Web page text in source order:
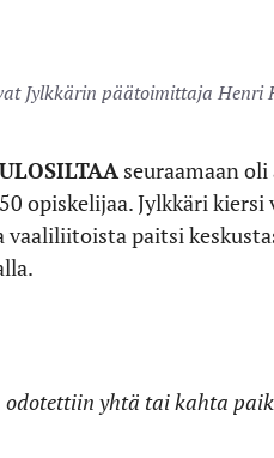
Jylkkärin päätoimittaja
seuraamaan
opiskelijaa. Jylkkäri
paitsi
yhtä tai kahta